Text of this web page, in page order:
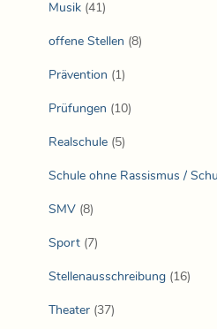
Musik (41)
offene Stellen (8)
Prävention (1)
Prüfungen (10)
Realschule (5)
Schule ohne Rassismus /
SMV (8)
Sport (7)
Stellenausschreibung (16)
Theater (37)